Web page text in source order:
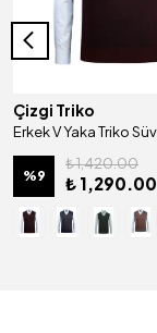
Çizgi Triko
%9
₺ 1,420.00
₺ 1,290.00